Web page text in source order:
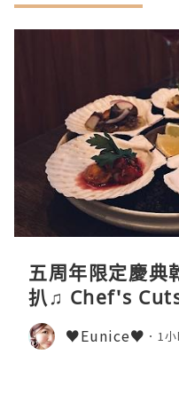
五周年限定慶典
扒♫ Chef's
♥Eunice♥ 1